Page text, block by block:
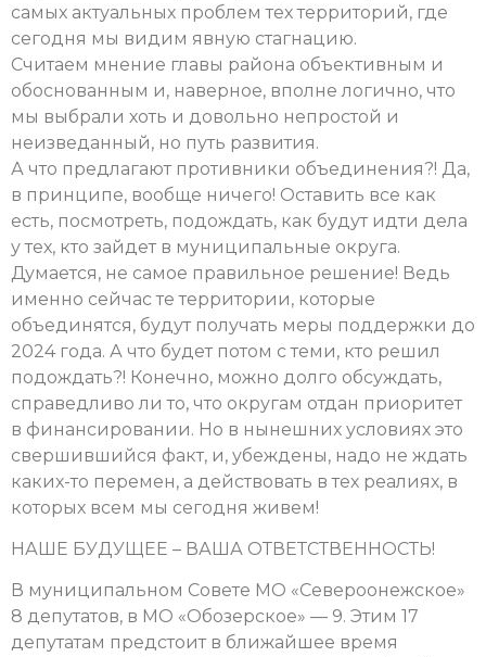
самых актуальных проблем тех территорий, где
сегодня мы видим явную стагнацию.
Считаем мнение главы района объективным и
обоснованным и, наверное, вполне логично, что
мы выбрали хоть и довольно непростой и
неизведанный, но путь развития.
А что предлагают противники объединения?! Да,
в принципе, вообще ничего! Оставить все как
есть, посмотреть, подождать, как будут идти дела
у тех, кто зайдет в муниципальные округа.
Думается, не самое правильное решение! Ведь
именно сейчас те территории, которые
объединятся, будут получать меры поддержки до
2024 года. А что будет потом с теми, кто решил
подождать?! Конечно, можно долго обсуждать,
справедливо ли то, что округам отдан приоритет
в финансировании. Но в нынешних условиях это
свершившийся факт, и, убеждены, надо не ждать
каких-то перемен, а действовать в тех реалиях, в
которых всем мы сегодня живем!
НАШЕ БУДУЩЕЕ – ВАША ОТВЕТСТВЕННОСТЬ!
В муниципальном Совете МО «Североонежское»
8 депутатов, в МО «Обозерское» — 9. Этим 17
депутатам предстоит в ближайшее время